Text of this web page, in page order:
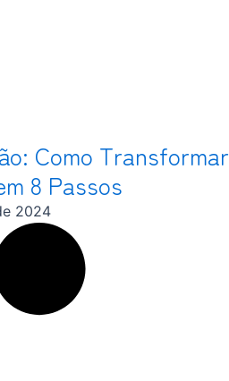
Como Transformar
8 Passos
2024